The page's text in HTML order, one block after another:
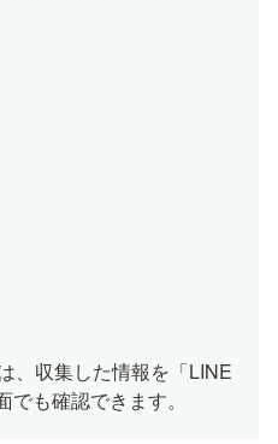
、収集した情報を「LINE
も確認できます。